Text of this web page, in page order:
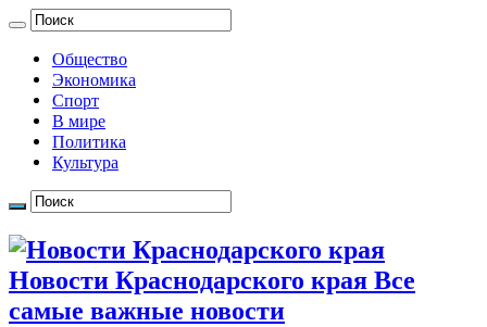
Общество
Экономика
Спорт
В мире
Политика
Культура
Новости Краснодарского края Все
самые важные новости